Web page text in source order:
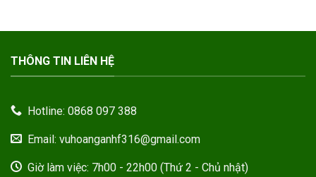
THÔNG TIN LIÊN HỆ
Hotline: 0868 097 388
Email: vuhoanganhf316@gmail.com
Giờ làm việc: 7h00 - 22h00 (Thứ 2 - Chủ nhật)